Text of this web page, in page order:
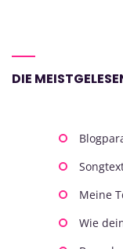
DIE
Meine
Wie